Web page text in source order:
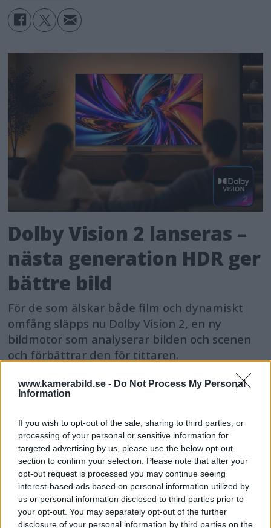
www.kamerabild.se - Do Not Process My Personal
Information
If you wish to opt-out of the sale, sharing to third parties, or
processing of your personal or sensitive information for
targeted advertising by us, please use the below opt-out
section to confirm your selection. Please note that after your
opt-out request is processed you may continue seeing
interest-based ads based on personal information utilized by
us or personal information disclosed to third parties prior to
your opt-out. You may separately opt-out of the further
disclosure of your personal information by third parties on the
Dolby Vision 2 lanseras –
nästa generation HDR ger
bättre bild
För de som älskar både film och dynamiskt
omfång släpps nu Dolby Vision 2, en ny
bildmotor som analyserar bilden och scenen
och förbättrar den för tittaren.